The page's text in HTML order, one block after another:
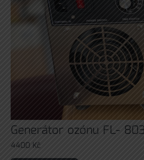
Generátor ozónu FL-
4400 Kč